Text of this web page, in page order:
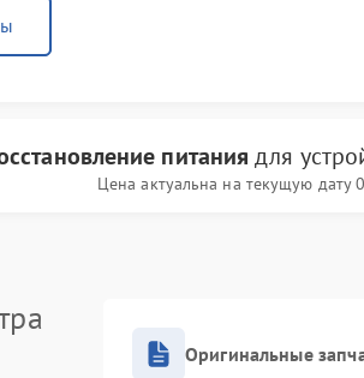
питания для
Цена актуальна на текущую дату
Оригинальные